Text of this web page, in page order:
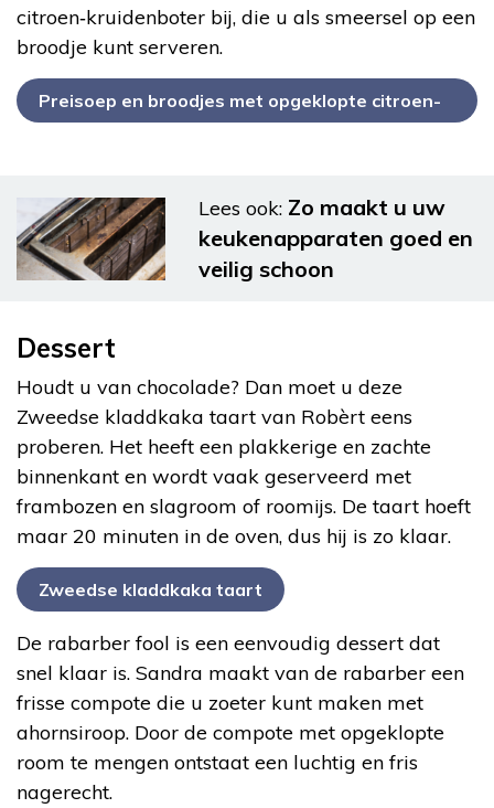
citroen‑kruidenboter bij, die u als smeersel op een
broodje kunt serveren.
Preisoep en broodjes met opgeklopte citroen-
Lees ook: Zo maakt u uw
keukenapparaten goed en
veilig schoon
Dessert
Houdt u van chocolade? Dan moet u deze
Zweedse kladdkaka taart van Robèrt eens
proberen. Het heeft een plakkerige en zachte
binnenkant en wordt vaak geserveerd met
frambozen en slagroom of roomijs. De taart hoeft
maar 20 minuten in de oven, dus hij is zo klaar.
Zweedse kladdkaka taart
De rabarber fool is een eenvoudig dessert dat
snel klaar is. Sandra maakt van de rabarber een
frisse compote die u zoeter kunt maken met
ahornsiroop. Door de compote met opgeklopte
room te mengen ontstaat een luchtig en fris
nagerecht.